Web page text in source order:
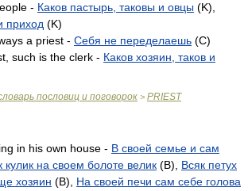
- Каков пастырь, таковы и овцы (K),
приход (K)
a priest - Себя не переделаешь (C)
such is the clerk - Каков хозяин, таков и
пословиц и поговорок > PRIEST
in his own house - В своей семье и сам
кулик на своем болоте велик (B), Всяк петух
хозяин (B), На своей печи сам себе голова